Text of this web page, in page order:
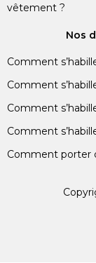
vêtement ?
Nos
Comment
Comment
Comment
Comment
Comment porter